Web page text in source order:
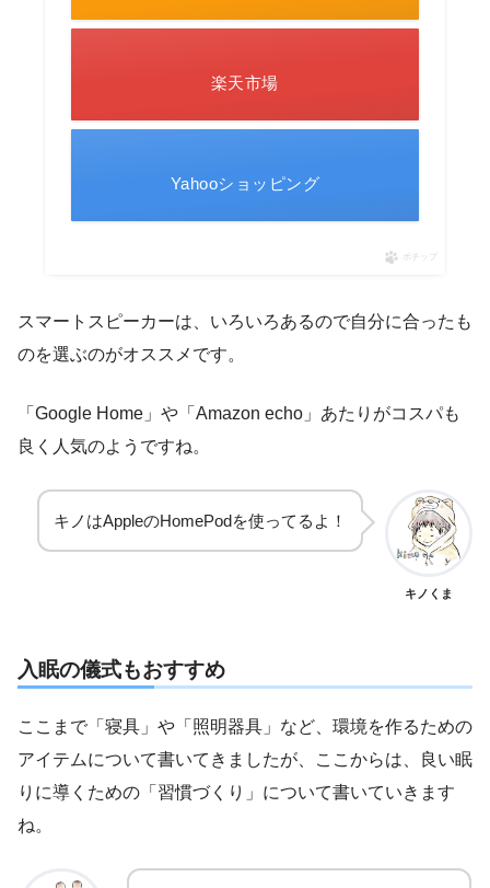
楽天市場
Yahooショッピング
ポチップ
スマートスピーカーは、いろいろあるので自分に合ったも
のを選ぶのがオススメです。
「Google Home」や「Amazon echo」あたりがコスパも
良く人気のようですね。
キノはAppleのHomePodを使ってるよ！
キノくま
入眠の儀式もおすすめ
ここまで「寝具」や「照明器具」など、環境を作るための
アイテムについて書いてきましたが、ここからは、良い眠
りに導くための「習慣づくり」について書いていきます
ね。